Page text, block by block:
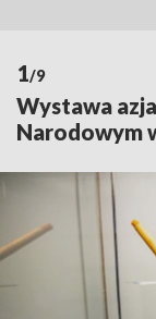
1/9
Wystawa
Narodowym